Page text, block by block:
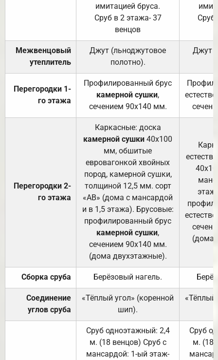
имитацией бруса.
Сруб в 2 этажа- 37
венцов
Сруб
Межвенцовый
утеплитель
Джут (льноджутовое
полотно).
Джут
Перегородки 1-
го этажа
Профилированный брус
камерной сушки,
сечением 90х140 мм.
Перегородки 2-
го этажа
Каркасные: доска
камерной сушки 40х100
мм, обшитые
евровагонкой хвойных
пород, камерной сушки,
толщиной 12,5 мм. сорт
«АВ» (дома с мансардой
и в 1,5 этажа). Брусовые:
профилированный брус
камерной сушки,
сечением 90х140 мм.
(дома двухэтажные).
(дома
Сборка сруба Берёзовый нагель.
Соединение
углов сруба
«Тёплый угол» (коренной
шип).
«Тёплый
Сруб одноэтажный: 2,4
м. (18 венцов) Сруб с
мансардой: 1-ый этаж-
Сруб
м. (18